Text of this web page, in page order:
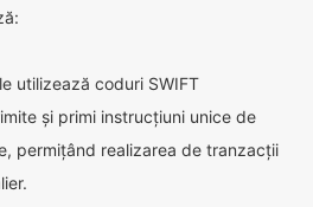
utilizează coduri SWIFT
și primi instrucțiuni unice de
permițând realizarea de tranzacții